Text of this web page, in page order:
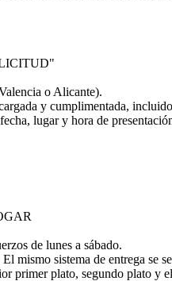
o Alicante).
y cumplimentada,
lugar y hora de
de lunes a sábado.
mismo sistema de entrega se
primer plato, segundo plato y